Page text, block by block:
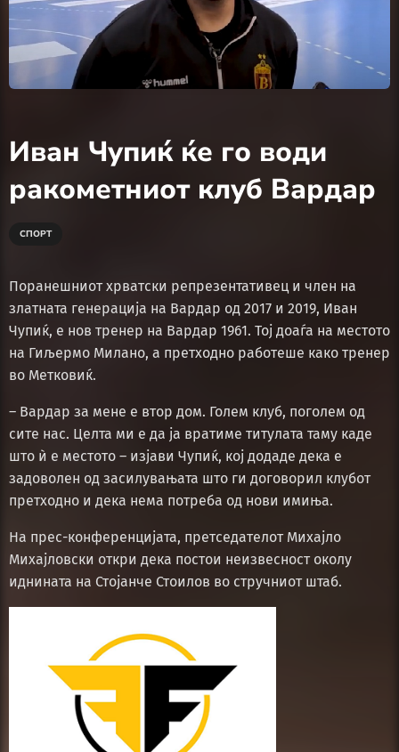
Иван Чупиќ ќе го води
ракометниот клуб Вардар
СПОРТ
Поранешниот хрватски репрезентативец и член на
златната генерација на Вардар од 2017 и 2019, Иван
Чупиќ, е нов тренер на Вардар 1961. Тој доаѓа на местото
на Гиљермо Милано, а претходно работеше како тренер
во Метковиќ.
– Вардар за мене е втор дом. Голем клуб, поголем од
сите нас. Целта ми е да ја вратиме титулата таму каде
што ѝ е местото – изјави Чупиќ, кој додаде дека е
задоволен од засилувањата што ги договорил клубот
претходно и дека нема потреба од нови имиња.
На прес-конференцијата, претседателот Михајло
Михајловски откри дека постои неизвесност околу
иднината на Стојанче Стоилов во стручниот штаб.